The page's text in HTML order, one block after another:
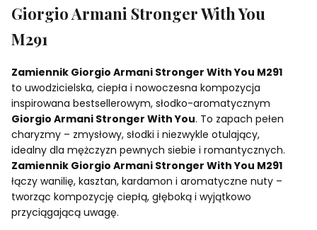
Giorgio Armani Stronger With You
M291
Zamiennik Giorgio Armani Stronger With You M291
to uwodzicielska, ciepła i nowoczesna kompozycja
inspirowana bestsellerowym, słodko-aromatycznym
Giorgio Armani Stronger With You. To zapach pełen
charyzmy – zmysłowy, słodki i niezwykle otulający,
idealny dla mężczyzn pewnych siebie i romantycznych.
Zamiennik Giorgio Armani Stronger With You M291
łączy wanilię, kasztan, kardamon i aromatyczne nuty –
tworząc kompozycję ciepłą, głęboką i wyjątkowo
przyciągającą uwagę.